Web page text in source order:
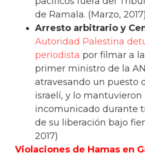
de Ramala. (Marzo, 2017)
Arresto arbitrario y
Autoridad Palestina
periodista por filmar a
primer ministro de la
atravesando un puesto
israelí, y lo mantuvieron
incomunicado durante
de su liberación bajo
2017)
Violaciones de Hamas en